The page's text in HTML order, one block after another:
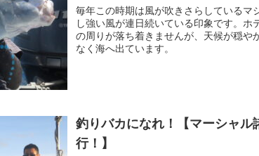
毎年この時期は風が吹きさらしているマ
し強い風が連日続いている印象です。ホ
の周りが落ち着きませんが、天候が穏や
なく海へ出ています。
釣りバカになれ！【マーシャル
行！】